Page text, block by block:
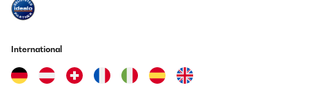
International